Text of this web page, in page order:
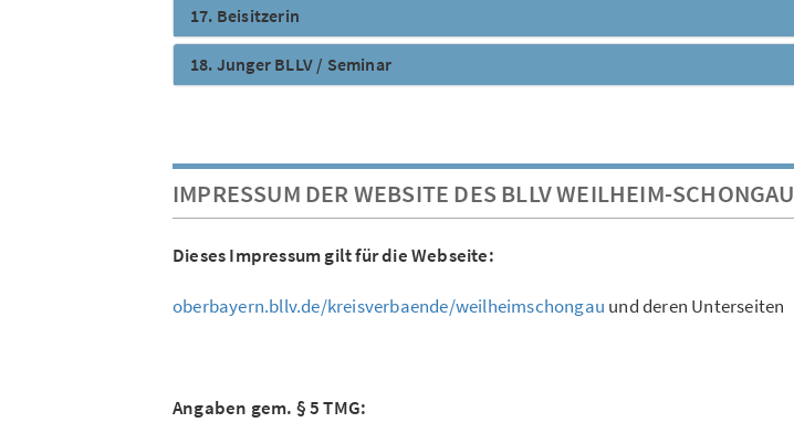
17. Beisitzerin
18. Junger BLLV / Seminar
IMPRESSUM DER WEBSITE DES BLLV WEILHEIM-SCHONGAU
Dieses Impressum gilt für die Webseite:
oberbayern.bllv.de/kreisverbaende/weilheimschongau und deren Unterseiten
Angaben gem. § 5 TMG: